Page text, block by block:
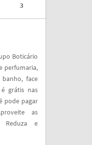
3
Boticário
perfumaria,
face
grátis nas
pode pagar
as
Reduza e